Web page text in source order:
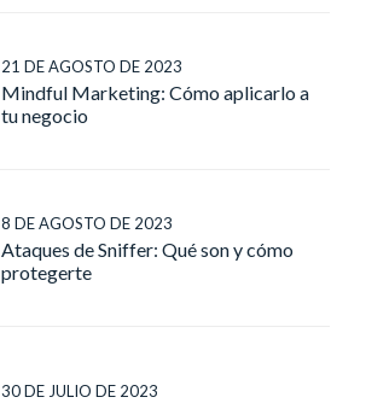
21 DE AGOSTO DE 2023
Mindful Marketing: Cómo aplicarlo a
tu negocio
8 DE AGOSTO DE 2023
Ataques de Sniffer: Qué son y cómo
protegerte
30 DE JULIO DE 2023